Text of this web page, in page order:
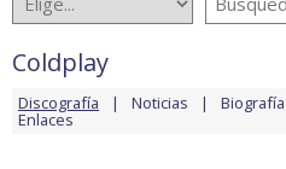
Coldplay
Discografía Noticias Biografía
Enlaces